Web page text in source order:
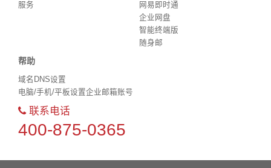
服务
网易即时通
企业网盘
智能终端版
随身邮
帮助
域名DNS设置
电脑/手机/平板设置企业邮箱账号
联系电话
400-875-0365